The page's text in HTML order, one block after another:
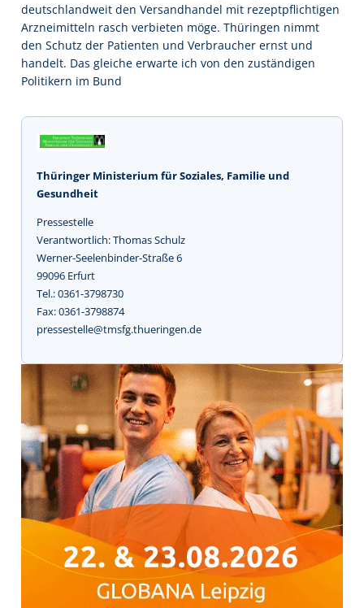
deutschlandweit den Versandhandel mit rezeptpflichtigen
Arzneimitteln rasch verbieten möge. Thüringen nimmt
den Schutz der Patienten und Verbraucher ernst und
handelt. Das gleiche erwarte ich von den zuständigen
Politikern im Bund
Thüringer Ministerium für Soziales, Familie und
Gesundheit
Pressestelle
Verantwortlich: Thomas Schulz
Werner-Seelenbinder-Straße 6
99096 Erfurt
Tel.: 0361-3798730
Fax: 0361-3798874
pressestelle@tmsfg.thueringen.de